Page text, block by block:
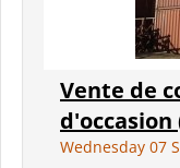
Vente de
Wednesday 07